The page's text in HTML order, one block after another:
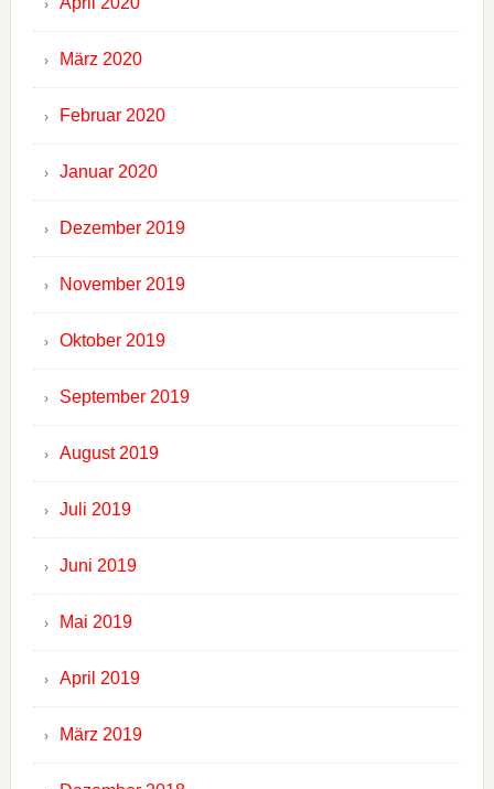
März 2020
Februar 2020
Januar 2020
Dezember 2019
November 2019
Oktober 2019
September 2019
August 2019
Juli 2019
Juni 2019
Mai 2019
April 2019
März 2019